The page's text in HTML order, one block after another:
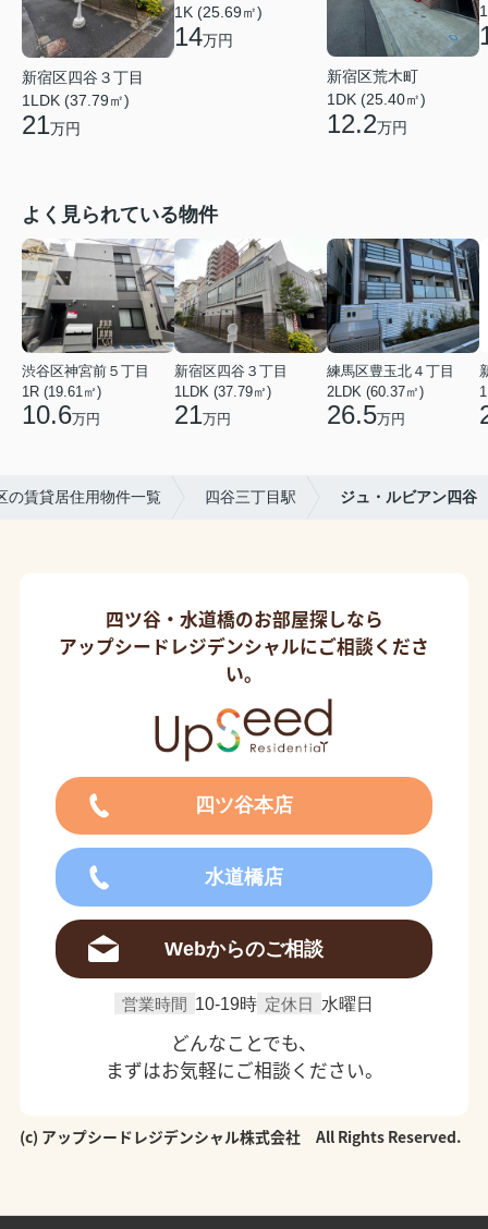
新宿区四谷３丁目
1LDK (37.79㎡)
21万円
1K (25.69㎡)
14万円
新宿区荒木町
1DK (25.40㎡)
12.2万円
よく見られている物件
渋谷区神宮前５丁目
1R (19.61㎡)
10.6万円
新宿区四谷３丁目
1LDK (37.79㎡)
21万円
練馬区豊玉北４丁目
2LDK (60.37㎡)
26.5万円
の賃貸居住用物件一覧 四谷三丁目駅 ジュ・ルビアン四谷
四ツ谷・水道橋のお部屋探しなら
アップシードレジデンシャルにご相談くださ
い。
四ツ谷本店
水道橋店
Webからのご相談
営業時間 10-19時 定休日 水曜日
どんなことでも、
まずはお気軽にご相談ください。
(c) アップシードレジデンシャル株式会社 All Rights Reserved.